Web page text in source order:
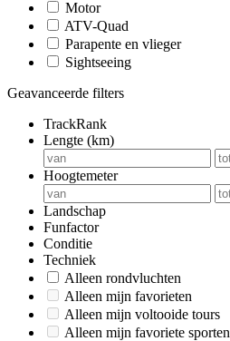
Motor
ATV-Quad
Parapente en vlieger
Sightseeing
Geavanceerde filters
TrackRank
Lengte (km)
Hoogtemeter
Landschap
Funfactor
Conditie
Techniek
Alleen rondvluchten
Alleen mijn favorieten
Alleen mijn voltooide tours
Alleen mijn favoriete sporten